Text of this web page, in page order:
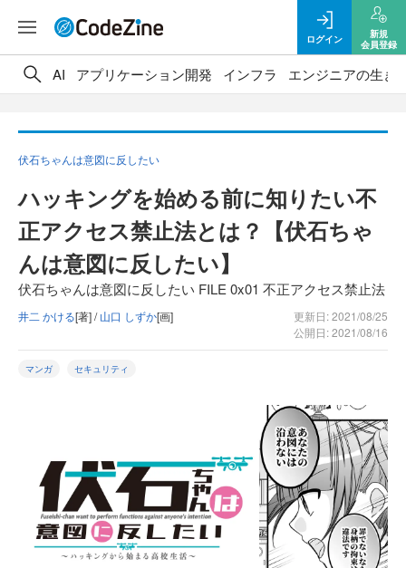
ログイン
新規
会員登録
AI アプリケーション開発 インフラ エンジニアの生き
伏石ちゃんは意図に反したい
ハッキングを始める前に知りたい不
正アクセス禁止法とは？【伏石ちゃ
んは意図に反したい】
伏石ちゃんは意図に反したい FILE 0x01 不正アクセス禁止法
井二 かける[著] /山口 しずか[画]
更新日: 2021/08/25
公開日: 2021/08/16
マンガ セキュリティ